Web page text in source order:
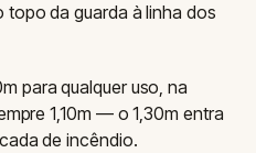
da guarda à linha dos
para qualquer uso, na
1,10m — o 1,30m entra
de incêndio.